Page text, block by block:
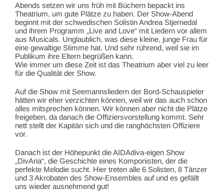
Abends setzen wir uns früh mit Büchern bepackt ins
Theatrium, um gute Plätze zu haben. Der Show-Abend
beginnt mit der schwedischen Solistin Andrea Stjernedal
und ihrem Programm „Live and Love“ mit Liedern vor allem
aus Musicals. Unglaublich, was diese kleine, junge Frau für
eine gewaltige Stimme hat. Und sehr rührend, weil sie im
Publikum ihre Eltern begrüßen kann.
Wie immer um diese Zeit ist das Theatrium aber viel zu leer
für die Qualität der Show.
Auf die Show mit Seemannsliedern der Bord-Schauspieler
hätten wir eher verzichten können, weil wir das auch schon
alles mitsprechen können. Wir können aber nicht die Plätze
freigeben, da danach die Offiziersvorstellung kommt. Sehr
nett stellt der Kapitän sich und die ranghöchsten Offiziere
vor.
Danach ist der Höhepunkt die AIDAdiva-eigen Show
„DivAria“, die Geschichte eines Komponisten, der die
perfekte Melodie sucht. Hier treten alle 6 Solisten, 8 Tänzer
und 3 Akrobaten des Show-Ensembles auf und es gefällt
uns wieder ausnehmend gut!